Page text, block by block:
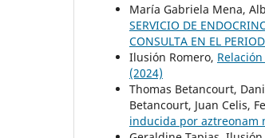
María Gabriela Mena,
SERVICIO DE
CONSULTA EN EL
Ilusión Romero,
(2024)
Thomas Betancourt,
Betancourt, Juan Celis,
inducida por aztreonam